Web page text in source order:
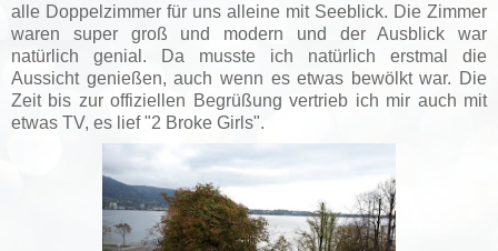
alle Doppelzimmer für uns alleine mit Seeblick. Die Zimmer
waren super groß und modern und der Ausblick war
natürlich genial. Da musste ich natürlich erstmal die
Aussicht genießen, auch wenn es etwas bewölkt war. Die
Zeit bis zur offiziellen Begrüßung vertrieb ich mir auch mit
etwas TV, es lief "2 Broke Girls".